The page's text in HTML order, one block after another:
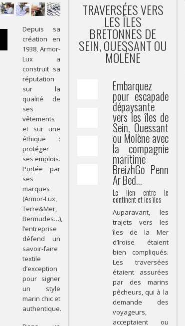
Depuis sa
création en
1938, Armor-
Lux a
construit sa
réputation
sur la
qualité de
ses
vêtements
et sur une
éthique :
protéger
ses emplois.
Portée par
ses
marques
(Armor-Lux,
Terre&Mer,
Bermudes…),
l’entreprise
défend un
savoir-faire
textile
d’exception
pour signer
un style
marin chic et
authentique.
TRAVERSÉES VERS
LES ÎLES
BRETONNES DE
SEIN, OUESSANT OU
MOLÈNE
Embarquez
pour escapade
dépaysante
vers les îles de
Sein, Ouessant
ou Molène avec
la compagnie
maritime
BreizhGo Penn
Ar Bed…
Le lien entre le
continent et les îles
Auparavant, les
trajets vers les
îles de la Mer
d’Iroise étaient
bien compliqués.
Les traversées
étaient assurées
par des marins
pêcheurs, qui à la
demande des
voyageurs,
acceptaient ou